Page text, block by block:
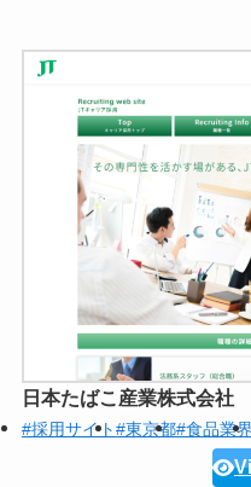
日本たばこ産業株式会社
#採用サイト#東京都#食品業界